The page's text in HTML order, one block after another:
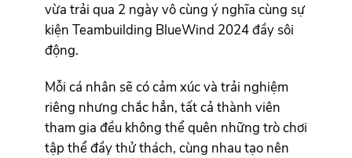
vừa trải qua 2 ngày vô cùng ý nghĩa cùng sự
kiện Teambuilding BlueWind 2024 đầy sôi
động.
Mỗi cá nhân sẽ có cảm xúc và trải nghiệm
riêng nhưng chắc hẳn, tất cả thành viên
tham gia đều không thể quên những trò chơi
tập thể đầy thử thách, cùng nhau tạo nên